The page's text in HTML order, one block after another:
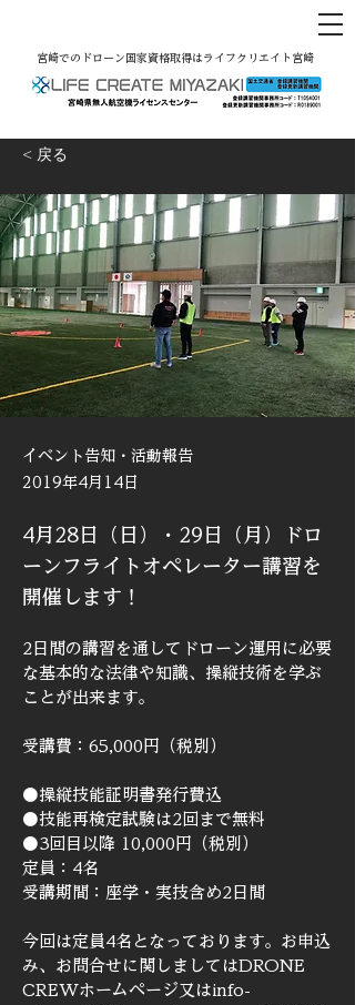
宮崎でのドローン国家資格取得はライフクリエイト宮崎
< 戻る
イベント告知・活動報告
2019年4月14日
4月28日（日）・29日（月）ドロ
ーンフライトオペレーター講習を
開催します！
2日間の講習を通してドローン運用に必要
な基本的な法律や知識、操縦技術を学ぶ
ことが出来ます。
受講費：65,000円（税別）
●操縦技能証明書発行費込
●技能再検定試験は2回まで無料
●3回目以降 10,000円（税別）
定員：4名
受講期間：座学・実技含め2日間
今回は定員4名となっております。お申込
み、お問合せに関しましてはDRONE
CREWホームページ又はinfo-